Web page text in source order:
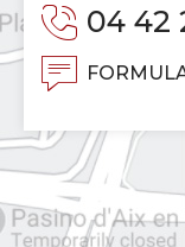
04 42